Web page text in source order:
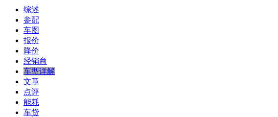
综述
参配
车图
报价
降价
经销商
车型详解
文章
点评
能耗
车贷